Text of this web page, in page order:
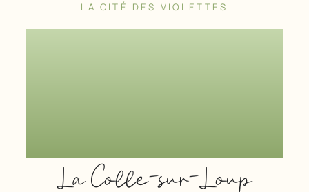
LA CITÉ DES VIOLETTES
La Colle-sur-Loup